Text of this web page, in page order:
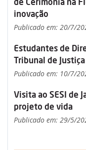
inovação
Publicado em: 20/7/
Estudantes de
Tribunal de
Publicado em: 10/7/
Visita ao SESI de
projeto de vida
Publicado em: 29/5/